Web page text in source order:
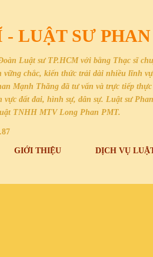
- LUẬT SƯ
Luật sư TP.HCM với bằng Thạc sĩ
vững chắc, kiến thức trải dài nhiều lĩnh
Mạnh Thăng đã tư vấn và trực tiếp
vực đất đai, hình sự, dân sự. Luật sư
TNHH MTV Long Phan PMT.
GIỚI THIỆU DỊCH VỤ